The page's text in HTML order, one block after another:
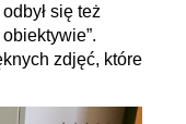
się też
zdjęć, które